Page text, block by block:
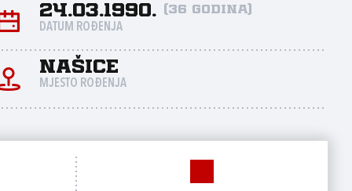
24.03.1990. (36 godina)
DATUM ROĐENJA
Našice
MJESTO ROĐENJA